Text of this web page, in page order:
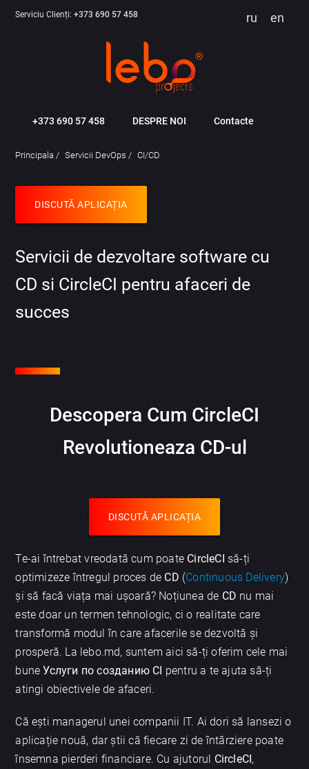
Serviciu Clienți:+373 690 57 458 ru en
+373 690 57 458 DESPRE NOI Contacte
Principala Servicii DevOps CI/CD
DISCUTĂ APLICAȚIA
Servicii de dezvoltare software cu
CD si CircleCI pentru afaceri de
succes
Descopera Cum CircleCI
Revolutioneaza CD-ul
DISCUTĂ APLICAȚIA
Te-ai întrebat vreodată cum poate CircleCI să-ți
optimizeze întregul proces de CD (Continuous Delivery)
și să facă viața mai ușoară? Noțiunea de CD nu mai
este doar un termen tehnologic, ci o realitate care
transformă modul în care afacerile se dezvoltă și
prosperă. La lebo.md, suntem aici să-ți oferim cele mai
buneУслуги по созданию CI pentru a te ajuta să-ți
atingi obiectivele de afaceri.
Că ești managerul unei companii IT. Ai dori să lansezi o
aplicație nouă, dar știi că fiecare zi de întârziere poate
însemna pierderi financiare. Cu ajutorul CircleCI ,